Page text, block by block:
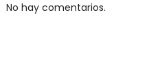
No hay comentarios.